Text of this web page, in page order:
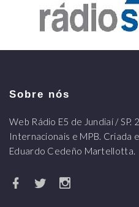
Sobre nós
Web Rádio E5 de Jundiaí / SP.
Internacionais e MPB. Criada
Eduardo Cedeño Martellotta.